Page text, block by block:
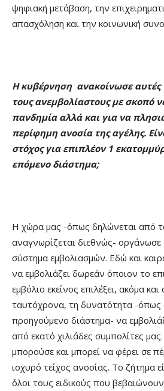
ψηφιακή μετάβαση, την
απασχόληση και την κοινωνική
Η κυβέρνηση ανακοίνωσε αυτές
τους ανεμβολίαστους με σκοπό
πανδημία αλλά και για να
περίφημη ανοσία της αγέλης.
στόχος για επιπλέον 1
επόμενο διάστημα;
Η χώρα μας -όπως δηλώνεται από
αναγνωρίζεται διεθνώς- οργάνωσε
σύστημα εμβολιασμών. Εδώ και
να εμβολιάζει δωρεάν όποιον το
εμβόλιο εκείνος επιλέξει, ακόμα
ταυτόχρονα, τη δυνατότητα -όπως
προηγούμενο διάστημα- να
από εκατό χιλιάδες συμπολίτες
μπορούσε και μπορεί να φέρει σε
ισχυρό τείχος ανοσίας. Το ζήτημα
όλοι τους ειδικούς που βεβαιώνουν